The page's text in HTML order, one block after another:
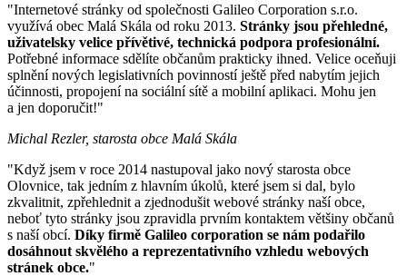
"Internetové stránky od společnosti Galileo Corporation s.r.o.
využívá obec Malá Skála od roku 2013. Stránky jsou přehledné,
uživatelsky velice přívětivé, technická podpora profesionální.
Potřebné informace sdělíte občanům prakticky ihned. Velice oceňuji
splnění nových legislativních povinností ještě před nabytím jejich
účinnosti, propojení na sociální sítě a mobilní aplikaci. Mohu jen
a jen doporučit!"
Michal Rezler, starosta obce Malá Skála
"Když jsem v roce 2014 nastupoval jako nový starosta obce
Olovnice, tak jedním z hlavním úkolů, které jsem si dal, bylo
zkvalitnit, zpřehlednit a zjednodušit webové stránky naší obce,
neboť tyto stránky jsou zpravidla prvním kontaktem většiny občanů
s naší obcí. Díky firmě Galileo corporation se nám podařilo
dosáhnout skvělého a reprezentativního vzhledu webových
stránek obce."